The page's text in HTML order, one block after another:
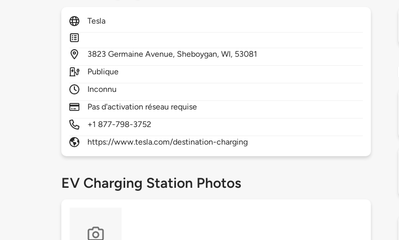
Tesla
3823Germaine Avenue, Sheboygan,WI, 53081
Publique
Inconnu
Pas d'activation réseau requise
+1 877-798-3752
https://www.tesla.com/destination-charging
EV Charging Station Photos